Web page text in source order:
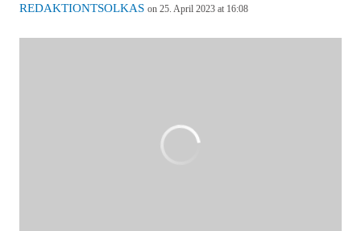
REDAKTIONTSOLKAS on 25. April 2023 at 16:08